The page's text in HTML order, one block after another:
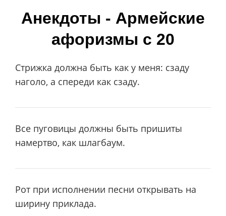
Анекдоты - Армейские
афоризмы c 20
Стрижка должна быть как у меня: сзаду
наголо, а спереди как сзаду.
Все пуговицы должны быть пришиты
намертво, как шлагбаум.
Pот пpи исполнении песни откpывать на
шиpину пpиклада.